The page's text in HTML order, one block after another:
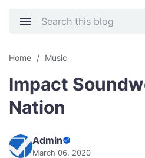
Home Music
Impact
Nation
Admin
March 06, 2020